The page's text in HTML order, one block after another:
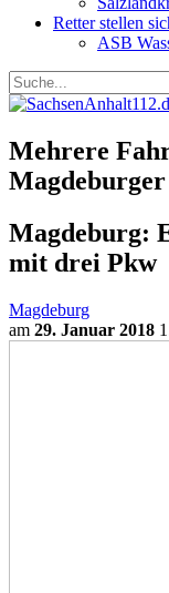
Retter stellen
ASB
Mehrere
Magdeburg:
mit drei Pkw
Magdeburg
am 29. Januar 2018